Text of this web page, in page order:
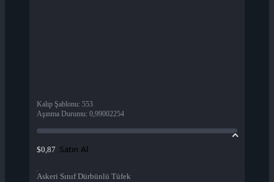
Kalıp Şablonu: 553
Aşınma Durumu: 0,99002254
$0,87 Satın Al
Askeri Sınıf Dürbünlü Tüfek